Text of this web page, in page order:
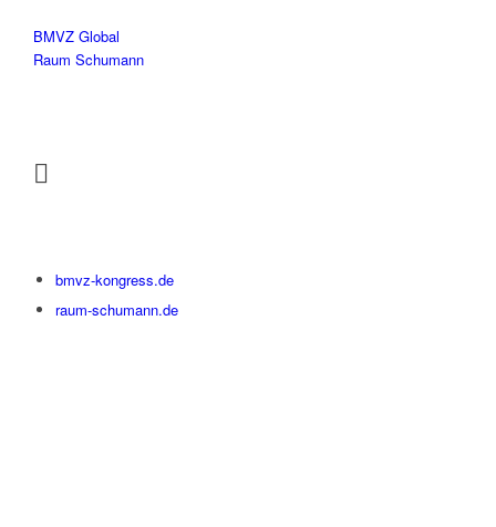
BMVZ Global
Raum Schumann
bmvz-kongress.de
raum-schumann.de